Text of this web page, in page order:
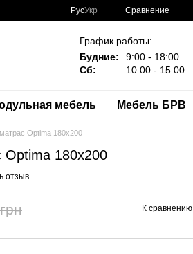
РусУкр Сравнение
График работы:
Будние:
9:00 - 18:00
Сб:
10:00 - 15:00
мебель Мебель БРВ
Optima 180х200
Optima 180х200
отзыв
К сравнению